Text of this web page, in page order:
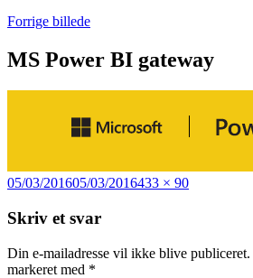
Forrige billede
MS Power BI gateway
Udgivet
05/03/201605/03/2016Fuld
433 × 90
Skriv et svar
Din e-mailadresse vil ikke blive publiceret.
markeret med *